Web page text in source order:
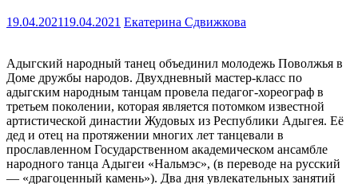
19.04.202119.04.2021 Екатерина Сдвижкова
Адыгский народный танец объединил молодежь Поволжья в
Доме дружбы народов. Двухдневный мастер-класс по
адыгским народным танцам провела педагог-хореограф в
третьем поколении, которая является потомком известной
артистической династии Жудовых из Республики Адыгея. Её
дед и отец на протяжении многих лет танцевали в
прославленном Государственном академическом ансамбле
народного танца Адыгеи «Нальмэс», (в переводе на русский
— «драгоценный камень»). Два дня увлекательных занятий